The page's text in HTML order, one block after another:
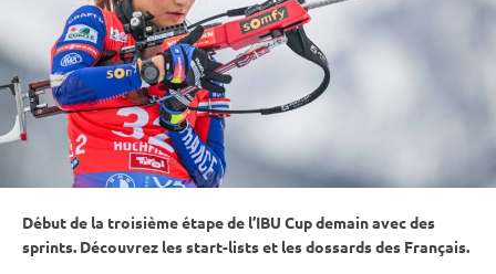
Début de la troisième étape de l’IBU Cupdemain avec des
sprints. Découvrez les start-lists et les dossards des Français.